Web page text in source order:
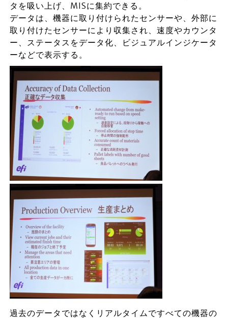
タを吸い上げ、MISに集約できる。
データは、機器に取り付けられたセンサーや、外部に
取り付けたセンサーにより収集され、速度やカウンタ
ー、ステータスをデータ化、ビジュアルインジケータ
ーなどで表示する。
過去のデータではなくリアルタイムですべての機器の